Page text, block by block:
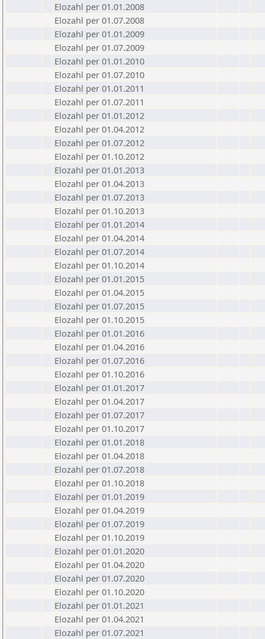
Elozahl per 01.01.2008
Elozahl per 01.07.2008
Elozahl per 01.01.2009
Elozahl per 01.07.2009
Elozahl per 01.01.2010
Elozahl per 01.07.2010
Elozahl per 01.01.2011
Elozahl per 01.07.2011
Elozahl per 01.01.2012
Elozahl per 01.04.2012
Elozahl per 01.07.2012
Elozahl per 01.10.2012
Elozahl per 01.01.2013
Elozahl per 01.04.2013
Elozahl per 01.07.2013
Elozahl per 01.10.2013
Elozahl per 01.01.2014
Elozahl per 01.04.2014
Elozahl per 01.07.2014
Elozahl per 01.10.2014
Elozahl per 01.01.2015
Elozahl per 01.04.2015
Elozahl per 01.07.2015
Elozahl per 01.10.2015
Elozahl per 01.01.2016
Elozahl per 01.04.2016
Elozahl per 01.07.2016
Elozahl per 01.10.2016
Elozahl per 01.01.2017
Elozahl per 01.04.2017
Elozahl per 01.07.2017
Elozahl per 01.10.2017
Elozahl per 01.01.2018
Elozahl per 01.04.2018
Elozahl per 01.07.2018
Elozahl per 01.10.2018
Elozahl per 01.01.2019
Elozahl per 01.04.2019
Elozahl per 01.07.2019
Elozahl per 01.10.2019
Elozahl per 01.01.2020
Elozahl per 01.04.2020
Elozahl per 01.07.2020
Elozahl per 01.10.2020
Elozahl per 01.01.2021
Elozahl per 01.04.2021
Elozahl per 01.07.2021